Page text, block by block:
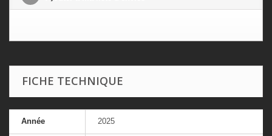
FICHE TECHNIQUE
Année 2025